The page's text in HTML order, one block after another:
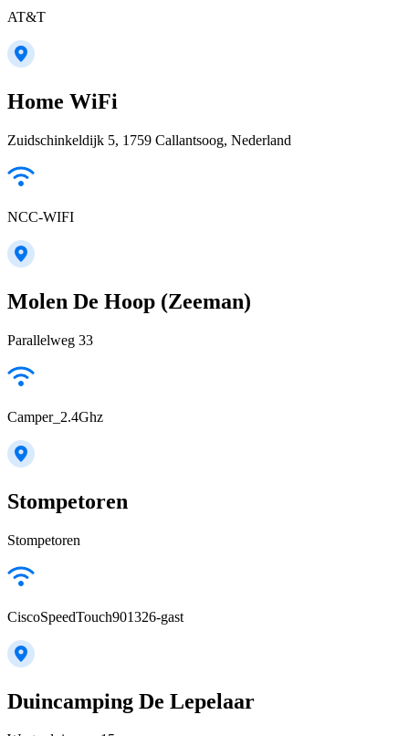
AT&T
Home WiFi
Zuidschinkeldijk 5, 1759 Callantsoog, Nederland
NCC-WIFI
Molen De Hoop (Zeeman)
Parallelweg 33
Camper_2.4Ghz
Stompetoren
Stompetoren
CiscoSpeedTouch901326-gast
Duincamping De Lepelaar